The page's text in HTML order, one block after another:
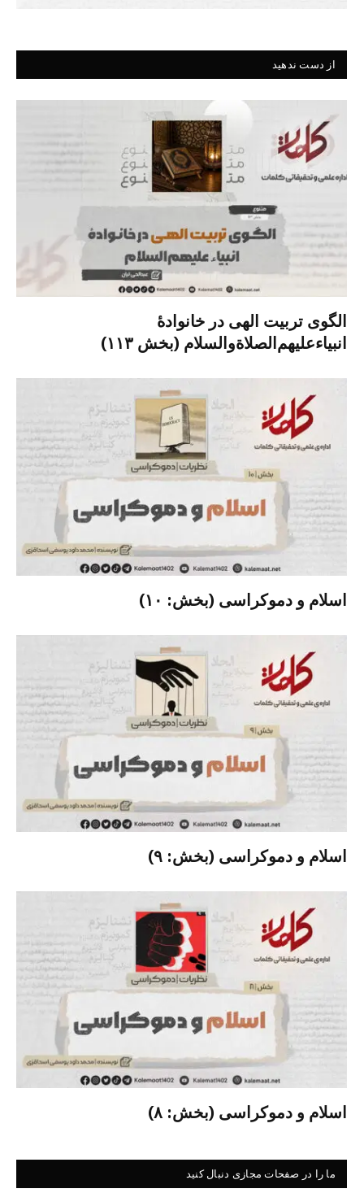
از دست ندهید
الگوی تربیت الهی در خانوادۀ
انبیاءعلیهم‌الصلاةو‌السلام (بخش ۱۱۳)
اسلام و دموکراسی (بخش: ۱۰)
اسلام و دموکراسی (بخش: ۹)
اسلام و دموکراسی (بخش: ۸)
ما را در صفحات مجازی دنبال کنید